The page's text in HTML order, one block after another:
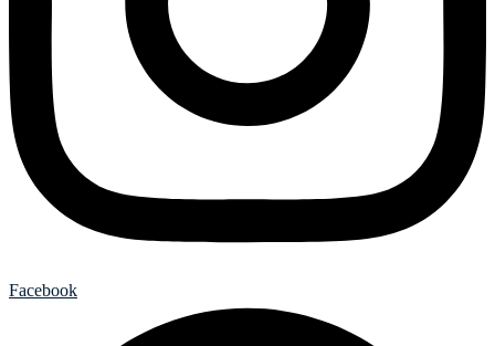
Facebook